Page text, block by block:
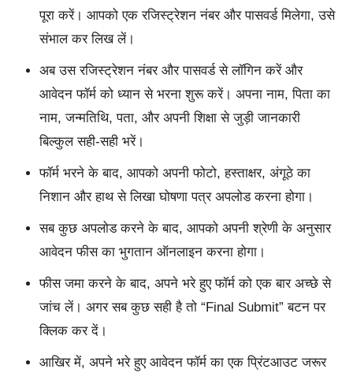
पूरा करें। आपको एक रजिस्ट्रेशन नंबर और पासवर्ड मिलेगा, उसे
संभाल कर लिख लें।
अब उस रजिस्ट्रेशन नंबर और पासवर्ड से लॉगिन करें और
आवेदन फॉर्म को ध्यान से भरना शुरू करें। अपना नाम, पिता का
नाम, जन्मतिथि, पता, और अपनी शिक्षा से जुड़ी जानकारी
बिल्कुल सही-सही भरें।
फॉर्म भरने के बाद, आपको अपनी फोटो, हस्ताक्षर, अंगूठे का
निशान और हाथ से लिखा घोषणा पत्र अपलोड करना होगा।
सब कुछ अपलोड करने के बाद, आपको अपनी श्रेणी के अनुसार
आवेदन फीस का भुगतान ऑनलाइन करना होगा।
फीस जमा करने के बाद, अपने भरे हुए फॉर्म को एक बार अच्छे से
जांच लें। अगर सब कुछ सही है तो “Final Submit” बटन पर
क्लिक कर दें।
आखिर में, अपने भरे हुए आवेदन फॉर्म का एक प्रिंटआउट जरूर